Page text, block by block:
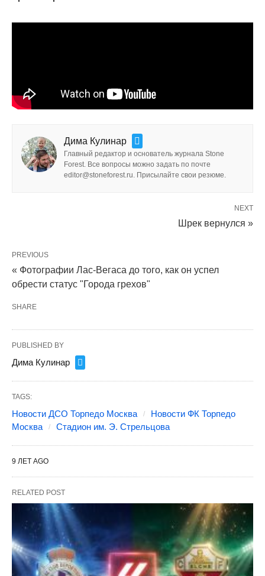
Дима Кулинар
Главный редактор и основатель журнала Stone
Forest. Все вопросы можно задать по почте
editor@stoneforest.ru. Присылайте свои резюме.
NEXT
Шрек вернулся »
PREVIOUS
« Фотографии Лас-Вегаса до того, как он успел
обрести статус "Города грехов"
SHARE
PUBLISHED BY
Дима Кулинар
TAGS:
Новости ДСО Торпедо Москва
Новости ФК Торпедо
Москва
Стадион им. Э. Стрельцова
9 ЛЕТ AGO
RELATED POST